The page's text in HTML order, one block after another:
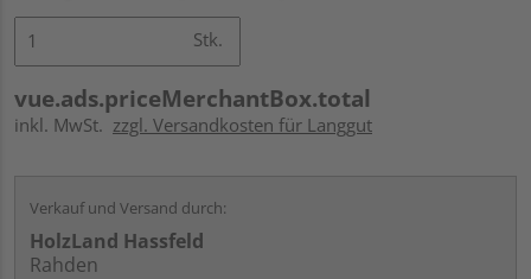
Stk.
vue.ads.priceMerchantBox.total
inkl. MwSt. zzgl. Versandkosten für Langgut
Verkauf und Versand durch:
HolzLand Hassfeld
Rahden